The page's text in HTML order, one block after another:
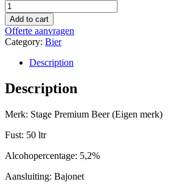
Add to cart
Offerte aanvragen
Category: Bier
Description
Description
Merk: Stage Premium Beer (Eigen merk)
Fust: 50 ltr
Alcohopercentage: 5,2%
Aansluiting: Bajonet